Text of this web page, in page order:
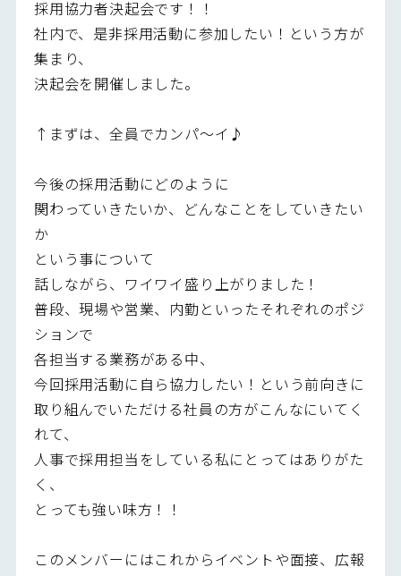
採用協力者決起会です！！
社内で、是非採用活動に参加したい！という方が
集まり、
決起会を開催しました。
↑まずは、全員でカンパ～イ♪
今後の採用活動にどのように
関わっていきたいか、どんなことをしていきたい
か
という事について
話しながら、ワイワイ盛り上がりました！
普段、現場や営業、内勤といったそれぞれのポジ
ションで
各担当する業務がある中、
今回採用活動に自ら協力したい！という前向きに
取り組んでいただける社員の方がこんなにいてく
れて、
人事で採用担当をしている私にとってはありがた
く、
とっても強い味方！！
このメンバーにはこれからイベントや面接、広報